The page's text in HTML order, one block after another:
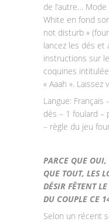
de l’autre…
White en fond
not disturb »
lancez les dés et
instructions sur
coquines
« Aaah ».
Langue:
dés – 1 foulard –
– règle du jeu
PARCE QUE OUI,
QUE TOUT, LES
DÉSIR FÊTENT
DU COUPLE CE
Selon un récent